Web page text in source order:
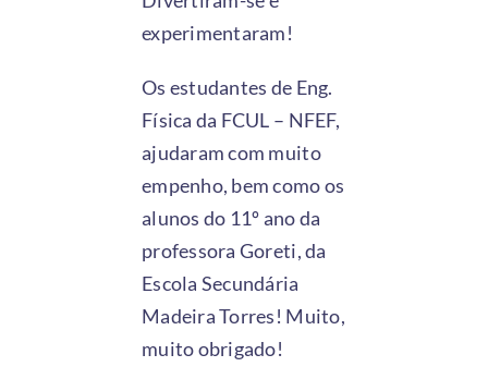
experimentaram!
Os estudantes de Eng.
Física da FCUL – NFEF,
ajudaram com muito
empenho, bem como os
alunos do 11º ano da
professora Goreti, da
Escola Secundária
Madeira Torres! Muito,
muito obrigado!